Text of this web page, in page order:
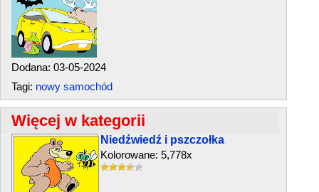
Dodana: 03-05-2024
Tagi: nowy samochód
Więcej w kategorii
Niedźwiedź i pszczołka
Kolorowane: 5,778x